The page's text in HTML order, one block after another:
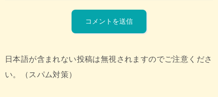
日本語が含まれない投稿は無視されますのでご注意くださ
い。（スパム対策）